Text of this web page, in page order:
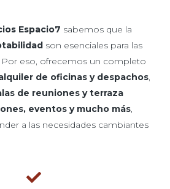
Espacio7 sabemos que la
son esenciales para las
eso, ofrecemos un completo
de oficinas y despachos,
de reuniones y terraza
eventos y mucho más,
a las necesidades cambiantes